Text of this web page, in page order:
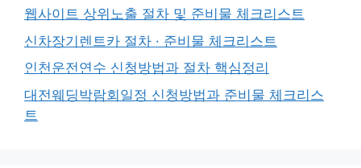
웹사이트 상위노출 절차 및 준비물 체크리스트
신차장기렌트카 절차 · 준비물 체크리스트
인천운전연수 신청방법과 절차 핵심정리
대전웨딩박람회일정 신청방법과 준비물 체크리스
트